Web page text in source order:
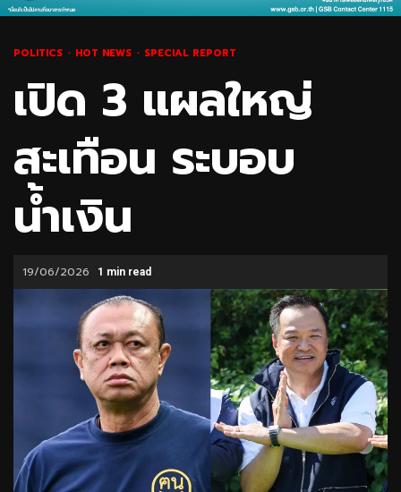
POLITICS HOT NEWS SPECIAL REPORT
เปิด 3 แผลใหญ่
สะเทือน ระบอบ
น้ำเงิน
19/06/2026 1 min read